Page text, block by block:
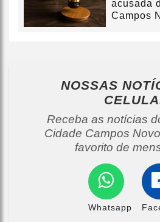
acusada
Campos
NOSSAS
Receba as notícias
Cidade Campos
favorito de
Whatsapp